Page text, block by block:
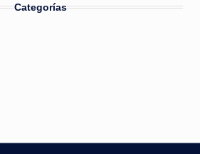
Categorías